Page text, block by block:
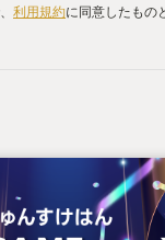
利用規約に同意したもの